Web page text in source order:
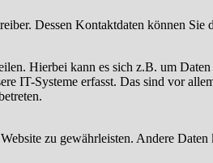
Dessen Kontaktdaten können Sie
Hierbei kann es sich z.B. um
IT-Systeme erfasst. Das sind vor
zu gewährleisten. Andere